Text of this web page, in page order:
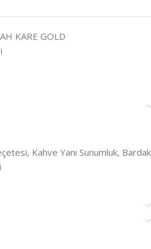
KARE GOLD
Kahve Yanı Sunumluk, Bardak